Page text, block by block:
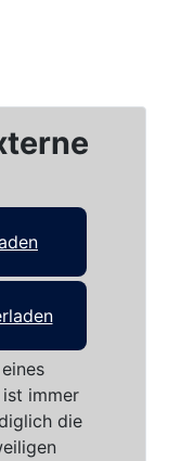
immer
die